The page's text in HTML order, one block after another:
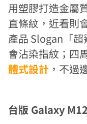
用塑膠打造金屬
直條紋，近看則
產品 Slogan「
會沾染指紋；四
體式設計 ，不過
台版 Galaxy